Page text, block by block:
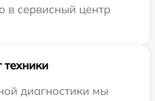
в сервисный центр
техники
диагностики мы